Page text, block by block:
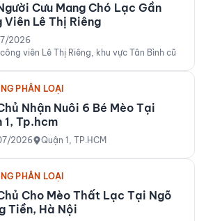
Cưu Mang Chó Lạc Gần
Viên Lê Thị Riêng
2026
viên Lê Thị Riêng, khu vực Tân Bình cũ
PHÂN LOẠI
Nhận Nuôi 6 Bé Mèo Tại
1, Tp.hcm
2026 Quận 1, TP.HCM
PHÂN LOẠI
Cho Mèo Thất Lạc Tại Ngõ
Tiền, Hà Nội